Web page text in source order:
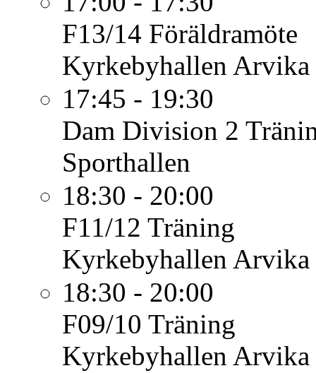
F13/14 Föräldramöte
Kyrkebyhallen Arvika
17:45 - 19:30
Dam Division 2
Sporthallen
18:30 - 20:00
F11/12 Träning
Kyrkebyhallen Arvika
18:30 - 20:00
F09/10 Träning
Kyrkebyhallen Arvika